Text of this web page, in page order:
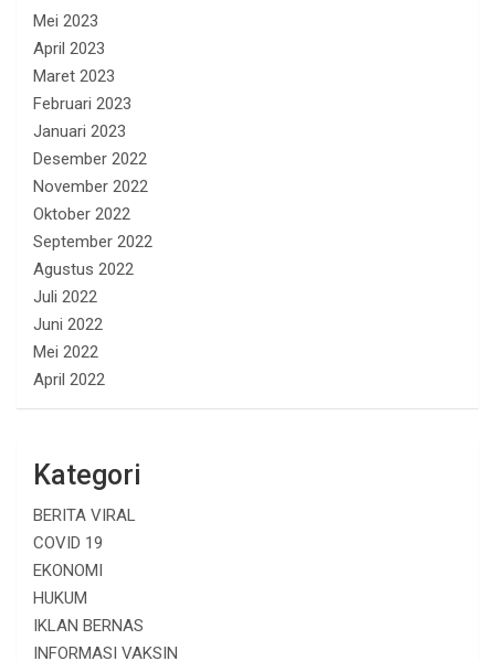
Mei 2023
April 2023
Maret 2023
Februari 2023
Januari 2023
Desember 2022
November 2022
Oktober 2022
September 2022
Agustus 2022
Juli 2022
Juni 2022
Mei 2022
April 2022
Kategori
BERITA VIRAL
COVID 19
EKONOMI
HUKUM
IKLAN BERNAS
INFORMASI VAKSIN